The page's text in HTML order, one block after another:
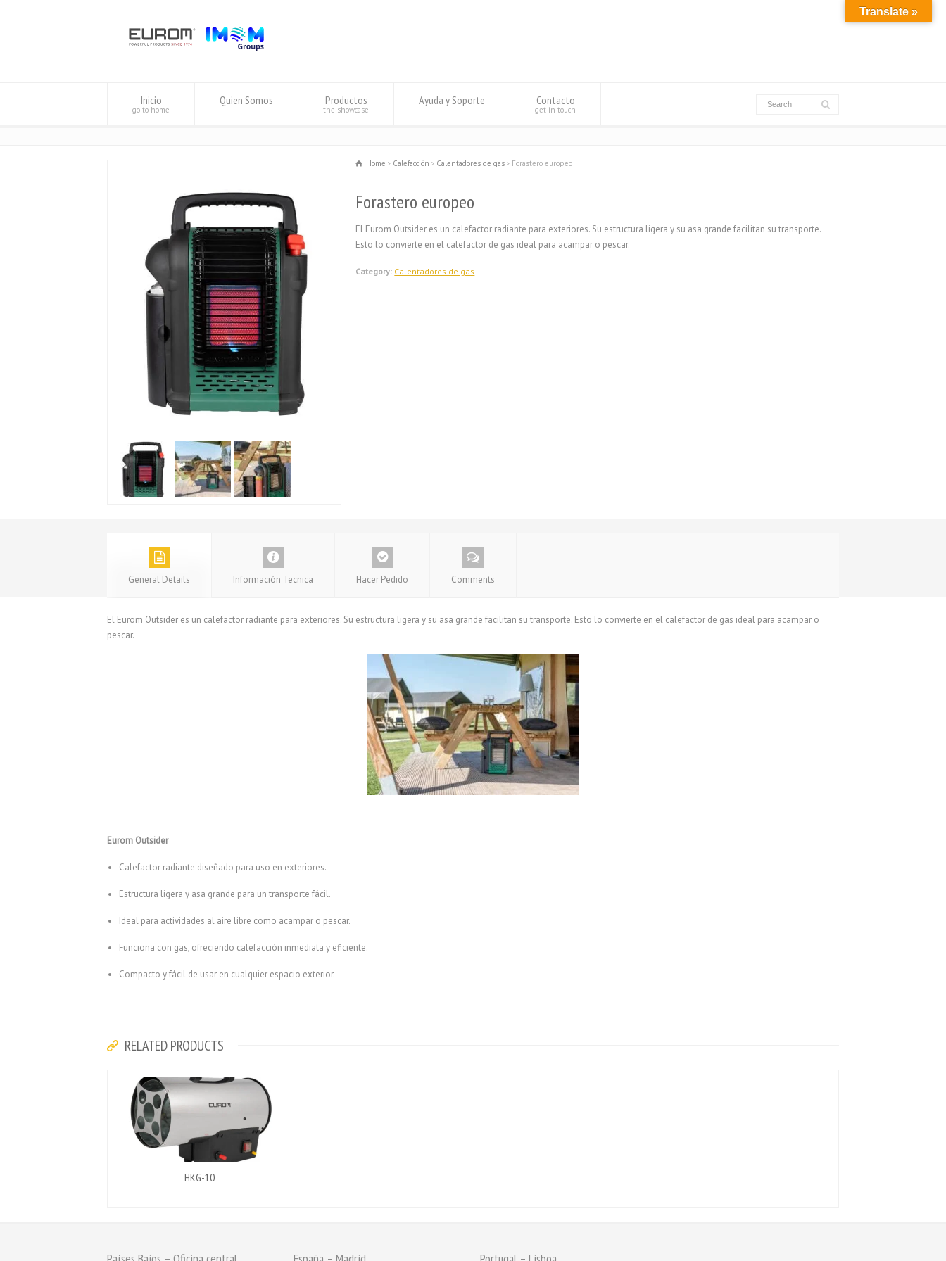
Inicio
go to home
Quien Somos Productos
the showcase
Ayuda y Soporte Contacto
get in touch
Home Calefacciön Calentadores de gas Forastero europeo
Forastero europeo
El Eurom Outsider es un calefactor radiante para exteriores. Su estructura ligera y su asa grande facilitan su transporte.
Esto lo convierte en el calefactor de gas ideal para acampar o pescar.
Category: Calentadores de gas
General Details Información Tecnica Hacer Pedido Comments
El Eurom Outsider es un calefactor radiante para exteriores. Su estructura ligera y su asa grande facilitan su transporte. Esto lo convierte en el calefactor de gas ideal para acampar o
pescar.
Eurom Outsider
Calefactor radiante diseñado para uso en exteriores.
Estructura ligera y asa grande para un transporte fácil.
Ideal para actividades al aire libre como acampar o pescar.
Funciona con gas, ofreciendo calefacción inmediata y eficiente.
Compacto y fácil de usar en cualquier espacio exterior.
RELATED PRODUCTS
HKG-10
Translate »